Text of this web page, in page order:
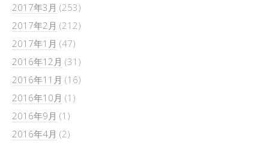
2017年3月 (253)
2017年2月 (212)
2017年1月 (47)
2016年12月 (31)
2016年11月 (16)
2016年10月 (1)
2016年9月 (1)
2016年4月 (2)